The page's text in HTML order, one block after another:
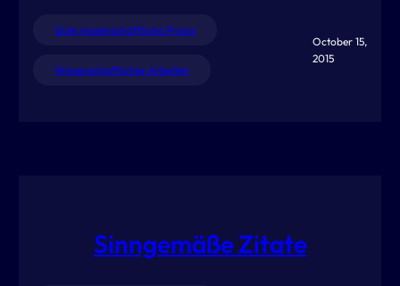
Gute wissenschaftliche Praxis
Wissenschaftliches Arbeiten
October 15,
2015
Sinngemäße Zitate